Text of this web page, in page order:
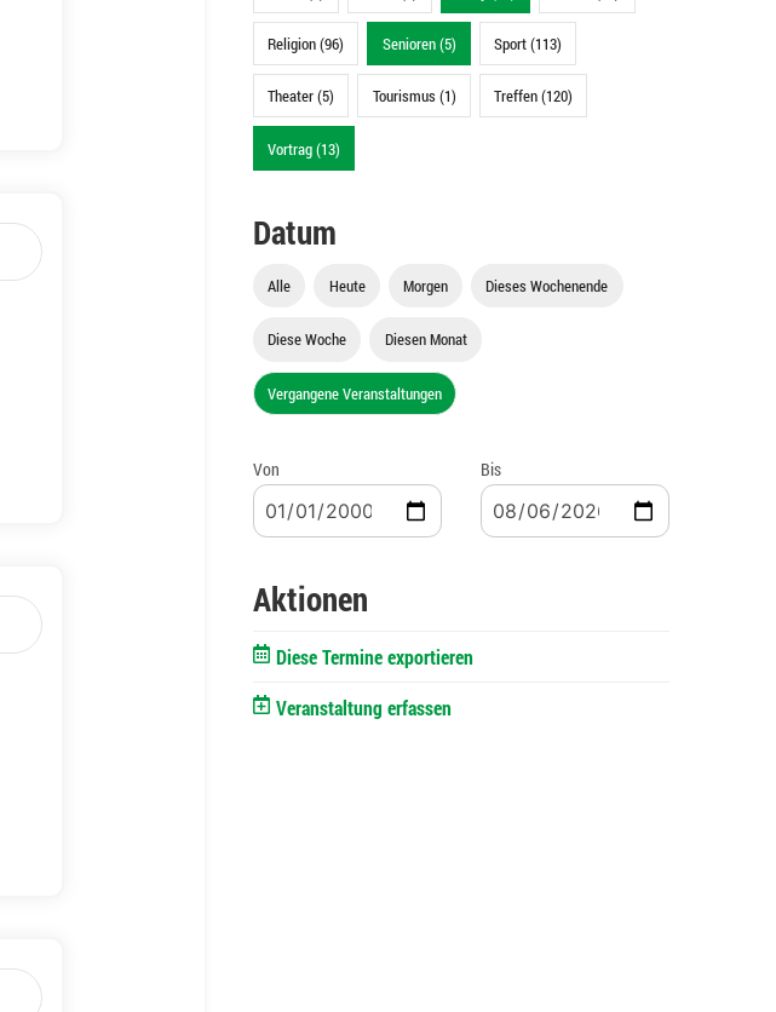
Religion (96) Senioren (5) Sport (113)
Theater (5) Tourismus (1) Treffen (120)
Vortrag (13)
Datum
Alle Heute Morgen Dieses Wochenende
Diese Woche Diesen Monat
Vergangene Veranstaltungen
Von Bis
Aktionen
Diese Termine exportieren
Veranstaltung erfassen